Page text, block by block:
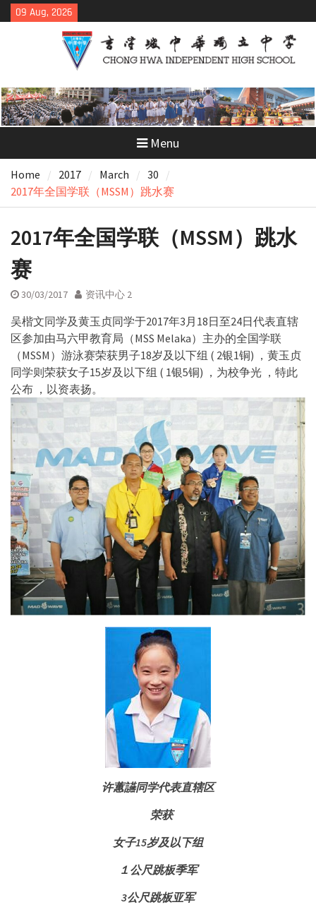
Skip
to
09 Aug, 2026
Menu
Home 2017 March
30
2017年全国学联（MSSM）跳水赛
2017年全国学联（MSSM）跳水
赛
30/03/2017 资讯中心 2
吴楷文同学及黄玉贞同学于2017年3月18日至24日代表直辖
区参加由马六甲教育局（MSS Melaka）主办的全国学联
（MSSM）游泳赛荣获男子18岁及以下组 ( 2银1铜) ，黄玉贞
同学则荣获女子15岁及以下组 ( 1银5铜) ，为校争光 ，特此
公布 ，以资表扬。
许蕙讌同学代表直辖区
荣获
女子15岁及以下组
１公尺跳板季军
3公尺跳板亚军